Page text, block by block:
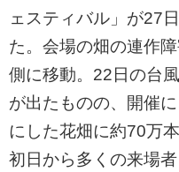
ェスティバル」が27
た。会場の畑の連作
側に移動。22日の台
が出たものの、開催
にした花畑に約70万
初日から多くの来場